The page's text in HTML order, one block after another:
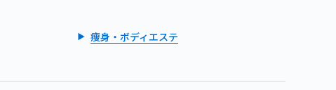
痩身・ボディエステ